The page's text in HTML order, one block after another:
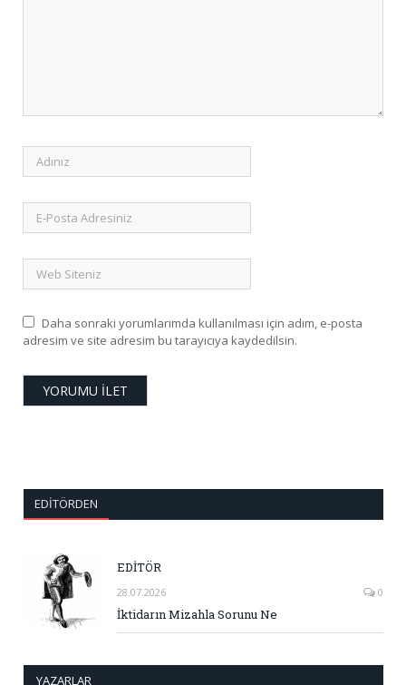
Daha sonraki yorumlarımda kullanılması için adım, e-posta
adresim ve site adresim bu tarayıcıya kaydedilsin.
EDITÖRDEN
EDİTÖR
28.07.2026 0
İktidarın Mizahla Sorunu Ne
YAZARLAR